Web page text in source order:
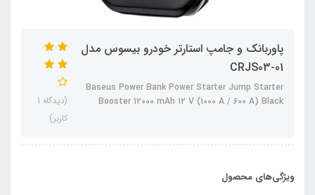
پاوربانک و جامپ استارتر خودرو بیسوس مدل
CRJS03-01
Baseus Power Bank Power Starter Jump Starter
Booster 12000 mAh 12 V (1000 A / 600 A) Black
(دیدگاه 1
کاربر)
ویژگی‌های محصول